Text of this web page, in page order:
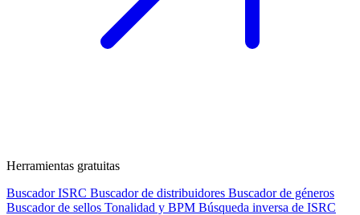
Herramientas gratuitas
Buscador ISRC Buscador de distribuidores Buscador de géneros
Buscador de sellos Tonalidad y BPM Búsqueda inversa de ISRC